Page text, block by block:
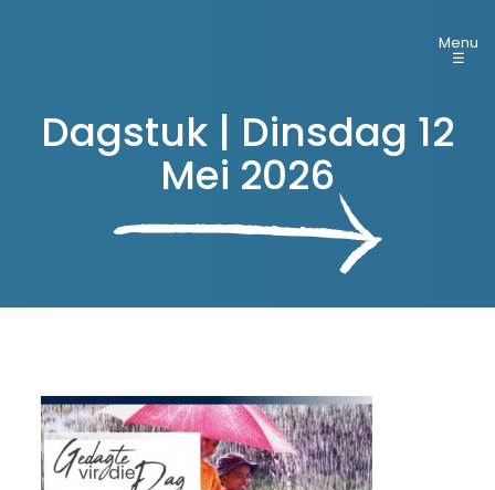
Menu
☰
Dagstuk | Dinsdag 12
Mei 2026